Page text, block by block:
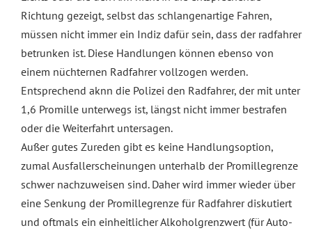
Richtung gezeigt, selbst das schlangenartige Fahren,
müssen nicht immer ein Indiz dafür sein, dass der radfahrer
betrunken ist. Diese Handlungen können ebenso von
einem nüchternen Radfahrer vollzogen werden.
Entsprechend aknn die Polizei den Radfahrer, der mit unter
1,6 Promille unterwegs ist, längst nicht immer bestrafen
oder die Weiterfahrt untersagen.
Außer gutes Zureden gibt es keine Handlungsoption,
zumal Ausfallerscheinungen unterhalb der Promillegrenze
schwer nachzuweisen sind. Daher wird immer wieder über
eine Senkung der Promillegrenze für Radfahrer diskutiert
und oftmals ein einheitlicher Alkoholgrenzwert (für Auto-